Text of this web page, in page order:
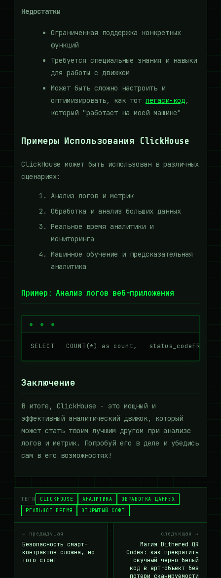
Недостатки
Ограниченная поддержка конкретных
функций
Требуется специальные знания и навыки
для работы с движком
Может быть сложно настроить и
оптимизировать, как тот легаси-код,
который "работает на моей машине"
Примеры Использования ClickHouse
ClickHouse может быть использован в различных
сценариях:
Анализ логов и метрик
Обработка и анализ больших данных
Реальное время аналитики и
мониторинга
Машинное обучение и предсказательная
аналитика
Пример: Анализ логов веб-приложения
SELECT   COUNT(*) as count,   status_codeFROM
Заключение
В итоге, ClickHouse - это мощный и
эффективный аналитический движок, который
может стать твоим лучшим другом при анализе
логов и метрик. Попробуй его в деле и убедись
сам в его возможностях!
ТЕГИ CLICKHOUSE АНАЛИТИКА
ОБРАБОТКА ДАННЫХ
РЕАЛЬНОЕ ВРЕМЯ
ОТКРЫТЫЙ СОФТ
← предыдущая
Безопасность смарт-
контрактов сложна, но
того стоит
следующая →
Магия Dithered QR
Codes: как превратить
скучный черно-белый
код в арт-объект без
потери сканируемости